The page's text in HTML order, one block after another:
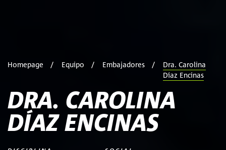
Homepage Equipo Embajadores
Dra. Carolina
Díaz Encinas
DRA. CAROLINA
DÍAZ ENCINAS